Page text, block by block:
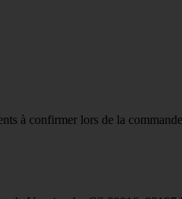
à confirmer lors de la